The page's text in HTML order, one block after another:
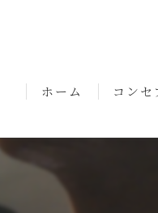
ホーム コンセ